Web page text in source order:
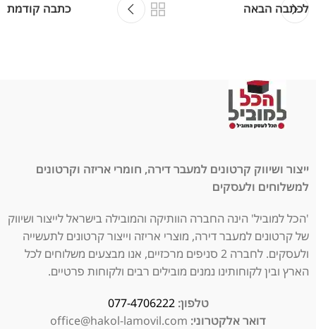
לכתבה הבאה כתבה קודמת
ייצור ושיווק קרטונים למעבר דירה, חומרי אריזה וקרטונים
למשלוחים ולעסקים
'הכל למוביל' הינה החברה הוותיקה והמובילה בישראל לייצור ושיווק
של קרטונים למעבר דירה, מוצרי אריזה וייצור קרטונים לתעשייה
ולעסקים. לחברה 2 סניפים מרכזיים, אנו מבצעים משלוחים לכל
הארץ ובין לקוחותינו נמנים מובילים רבים ולקוחות פרטיים.
טלפון: 077-4706222
דואר אלקטרוני: